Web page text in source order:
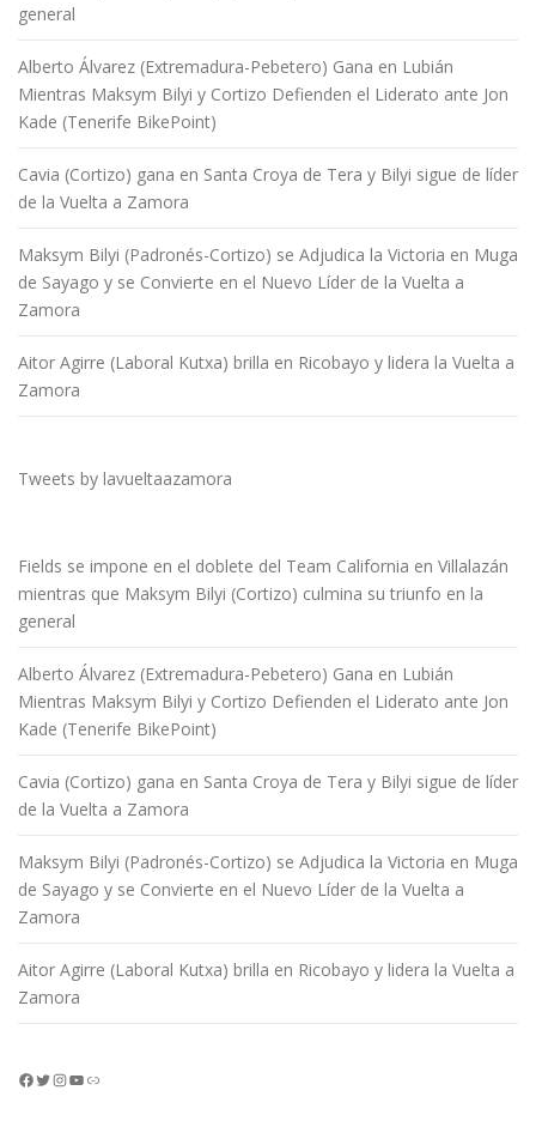
general
Alberto Álvarez (Extremadura-Pebetero) Gana en Lubián
Mientras Maksym Bilyi y Cortizo Defienden el Liderato ante Jon
Kade (Tenerife BikePoint)
Cavia (Cortizo) gana en Santa Croya de Tera y Bilyi sigue de líder
de la Vuelta a Zamora
Maksym Bilyi (Padronés-Cortizo) se Adjudica la Victoria en Muga
de Sayago y se Convierte en el Nuevo Líder de la Vuelta a
Zamora
Aitor Agirre (Laboral Kutxa) brilla en Ricobayo y lidera la Vuelta a
Zamora
Tweets by lavueltaazamora
Fields se impone en el doblete del Team California en Villalazán
mientras que Maksym Bilyi (Cortizo) culmina su triunfo en la
general
Alberto Álvarez (Extremadura-Pebetero) Gana en Lubián
Mientras Maksym Bilyi y Cortizo Defienden el Liderato ante Jon
Kade (Tenerife BikePoint)
Cavia (Cortizo) gana en Santa Croya de Tera y Bilyi sigue de líder
de la Vuelta a Zamora
Maksym Bilyi (Padronés-Cortizo) se Adjudica la Victoria en Muga
de Sayago y se Convierte en el Nuevo Líder de la Vuelta a
Zamora
Aitor Agirre (Laboral Kutxa) brilla en Ricobayo y lidera la Vuelta a
Zamora
Facebook Twitter InstagramYouTube Enlace